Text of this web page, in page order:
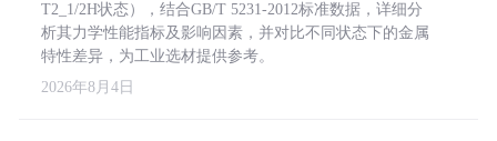
T2_1/2H状态），结合GB/T 5231-2012标准数据，详细分
析其力学性能指标及影响因素，并对比不同状态下的金属
特性差异，为工业选材提供参考。
2026年8月4日